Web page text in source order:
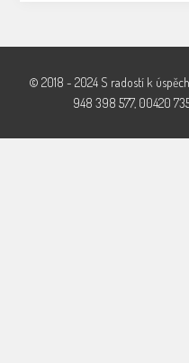
© 2018 - 2024 S radostí k
948 398 577, 00420